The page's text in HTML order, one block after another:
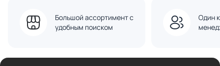
Большой ассортимент с
удобным поиском
Один